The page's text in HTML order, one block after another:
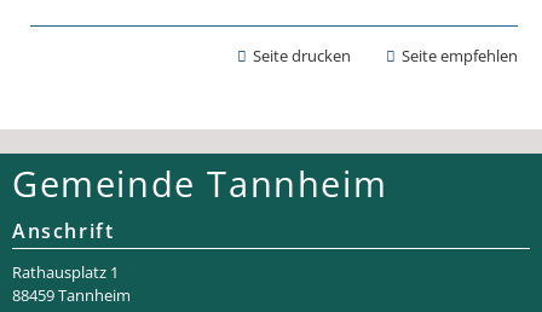
Seite drucken Seite empfehlen
Gemeinde Tannheim
Anschrift
Rathaus­platz 1
88459 Tannheim